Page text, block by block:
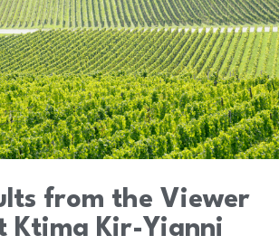
from the Viewer
Ktima Kir-Yianni